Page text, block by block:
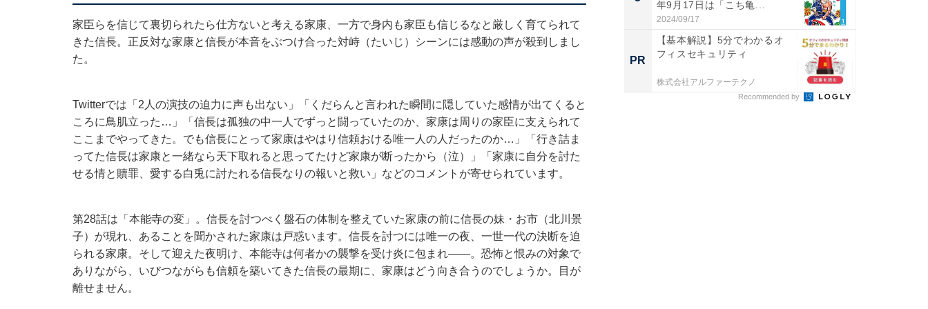
家臣らを信じて裏切られたら仕方ないと考える家康、一方で身内も家臣も信じるなと厳しく育てられて
きた信長。正反対な家康と信長が本音をぶつけ合った対峙（たいじ）シーンには感動の声が殺到しまし
た。
Twitterでは「2人の演技の迫力に声も出ない」「くだらんと言われた瞬間に隠していた感情が出てくると
ころに鳥肌立った…」「信長は孤独の中一人でずっと闘っていたのか、家康は周りの家臣に支えられて
ここまでやってきた。でも信長にとって家康はやはり信頼おける唯一人の人だったのか…」「行き詰ま
ってた信長は家康と一緒なら天下取れると思ってたけど家康が断ったから（泣）」「家康に自分を討た
せる情と贖罪、愛する白兎に討たれる信長なりの報いと救い」などのコメントが寄せられています。
第28話は「本能寺の変」。信長を討つべく盤石の体制を整えていた家康の前に信長の妹・お市（北川景
子）が現れ、あることを聞かされた家康は戸惑います。信長を討つには唯一の夜、一世一代の決断を迫
られる家康。そして迎えた夜明け、本能寺は何者かの襲撃を受け炎に包まれ――。恐怖と恨みの対象で
ありながら、いびつながらも信頼を築いてきた信長の最期に、家康はどう向き合うのでしょうか。目が
離せません。
年9月17日は「こち亀...
2024/09/17
PR
【基本解説】5分でわかるオ
フィスセキュリティ
株式会社アルファーテクノ
Recommended by